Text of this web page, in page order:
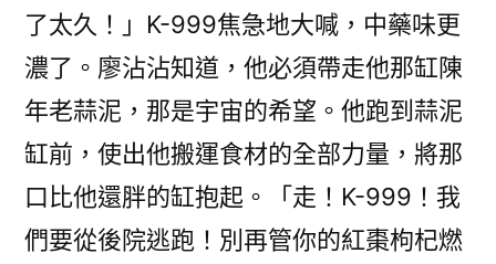
了太久！」K-999焦急地大喊，中藥味更
濃了。廖沾沾知道，他必須帶走他那缸陳
年老蒜泥，那是宇宙的希望。他跑到蒜泥
缸前，使出他搬運食材的全部力量，將那
口比他還胖的缸抱起。「走！K-999！我
們要從後院逃跑！別再管你的紅棗枸杞燃